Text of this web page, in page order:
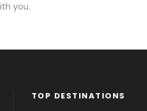
you.
TOP DESTINATIONS